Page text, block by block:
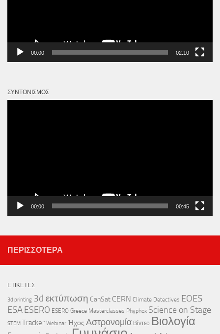
00:00 02:10
ΣΥΝΤΟΝΙΣΜΌΣ
00:00 00:45
ΠΕΡΙΣΣΌΤΕΡΑ
ΕΤΙΚΈΤΕΣ
3d printing 3d εκτύπωση CanSat CERN Climate Detectives EOES
ESAESERO ESERO Greece Masterclasses Phyphox Science on Stage
STEM Tracker Webinar Ήχος Αστρονομία Βίντεο Βιολογία